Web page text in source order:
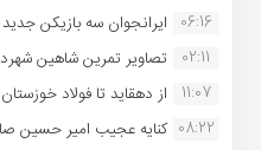
06:16 ایرانجوان سه بازیکن
02:11
تصاویر تمرین شاهین
11:07
از دهقاید تا فولاد
08:22 کنایه عجیب امیر حسین